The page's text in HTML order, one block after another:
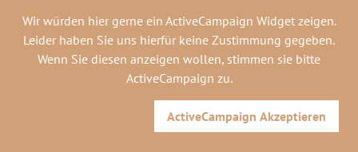
Wir würden hier gerne ein ActiveCampaign Widgetzeigen.
Leider haben Sie uns hierfür keine Zustimmung gegeben.
Wenn Sie diesen anzeigen wollen, stimmen sie bitte
ActiveCampaign zu.
ActiveCampaign Akzeptieren